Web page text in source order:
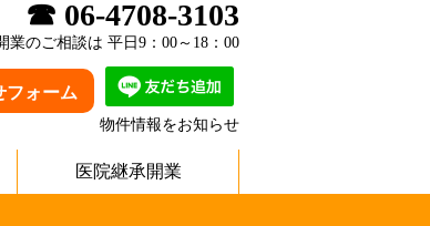
☎ 06-4708-3103
業のご相談は 平日9：00～18：00
フォーム
物件情報をお知らせ
医院継承開業